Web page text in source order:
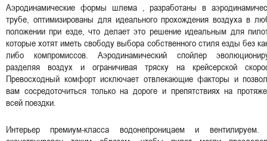
Аэродинамические формы шлема , разработаны в
трубе, оптимизированы для идеального прохождения воздуха в
положении при езде, что делает это решение идеальным для
которые хотят иметь свободу выбора собственного стиля езды без
либо компромиссов. Аэродинамический спойлер
разделяя воздух и ограничивая тряску на крейсерской
Превосходный комфорт исключает отвлекающие факторы и
вам сосредоточиться только на дороге и препятствиях на
всей поездки.
Интерьер премиум-класса водонепроницаем и